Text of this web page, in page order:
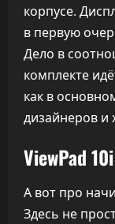
корпусе.
в первую
Дело в
комплекте
как в
дизайнеров и
ViewPad 10i
А вот про
Здесь не